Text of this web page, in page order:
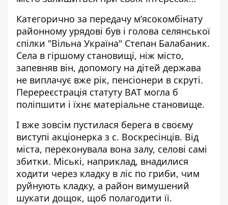
Категорично за передачу м’ясокомбінату
районному урядові був і голова селянської
спілки "Вільна Україна" Степан Балабаник.
Села в гіршому становищі, ніж місто,
запевняв він, допомогу на дітей держава
не виплачує вже рік, пенсіонери в скруті.
Перереєстрація статуту ВАТ могла б
поліпшити і їхнє матеріальне становище.
І вже зовсім пустилася берега в своєму
виступі акціонерка з с. Воскресінців. Від
міста, переконувала вона залу, селові самі
збитки. Міські, наприклад, внадилися
ходити через кладку в ліс по гриби, чим
руйнують кладку, а район вимушений
шукати дощок, щоб полагодити її.